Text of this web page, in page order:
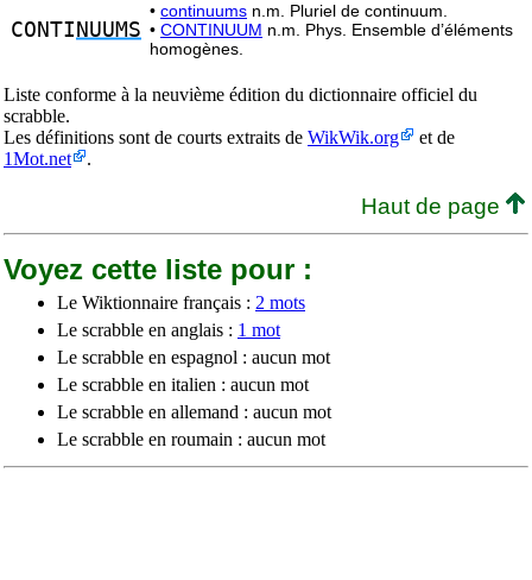
CONTI NUUMS
• continuums n.m. Pluriel de continuum.
• CONTINUUM n.m. Phys. Ensemble d’éléments
homogènes.
Liste conforme à la neuvième édition du dictionnaire officiel du
scrabble.
Les définitions sont de courts extraits de WikWik.org
et de
1Mot.net
.
Haut de page
Voyez cette liste pour :
Le Wiktionnaire français : 2 mots
Le scrabble en anglais : 1 mot
Le scrabble en espagnol : aucun mot
Le scrabble en italien : aucun mot
Le scrabble en allemand : aucun mot
Le scrabble en roumain : aucun mot